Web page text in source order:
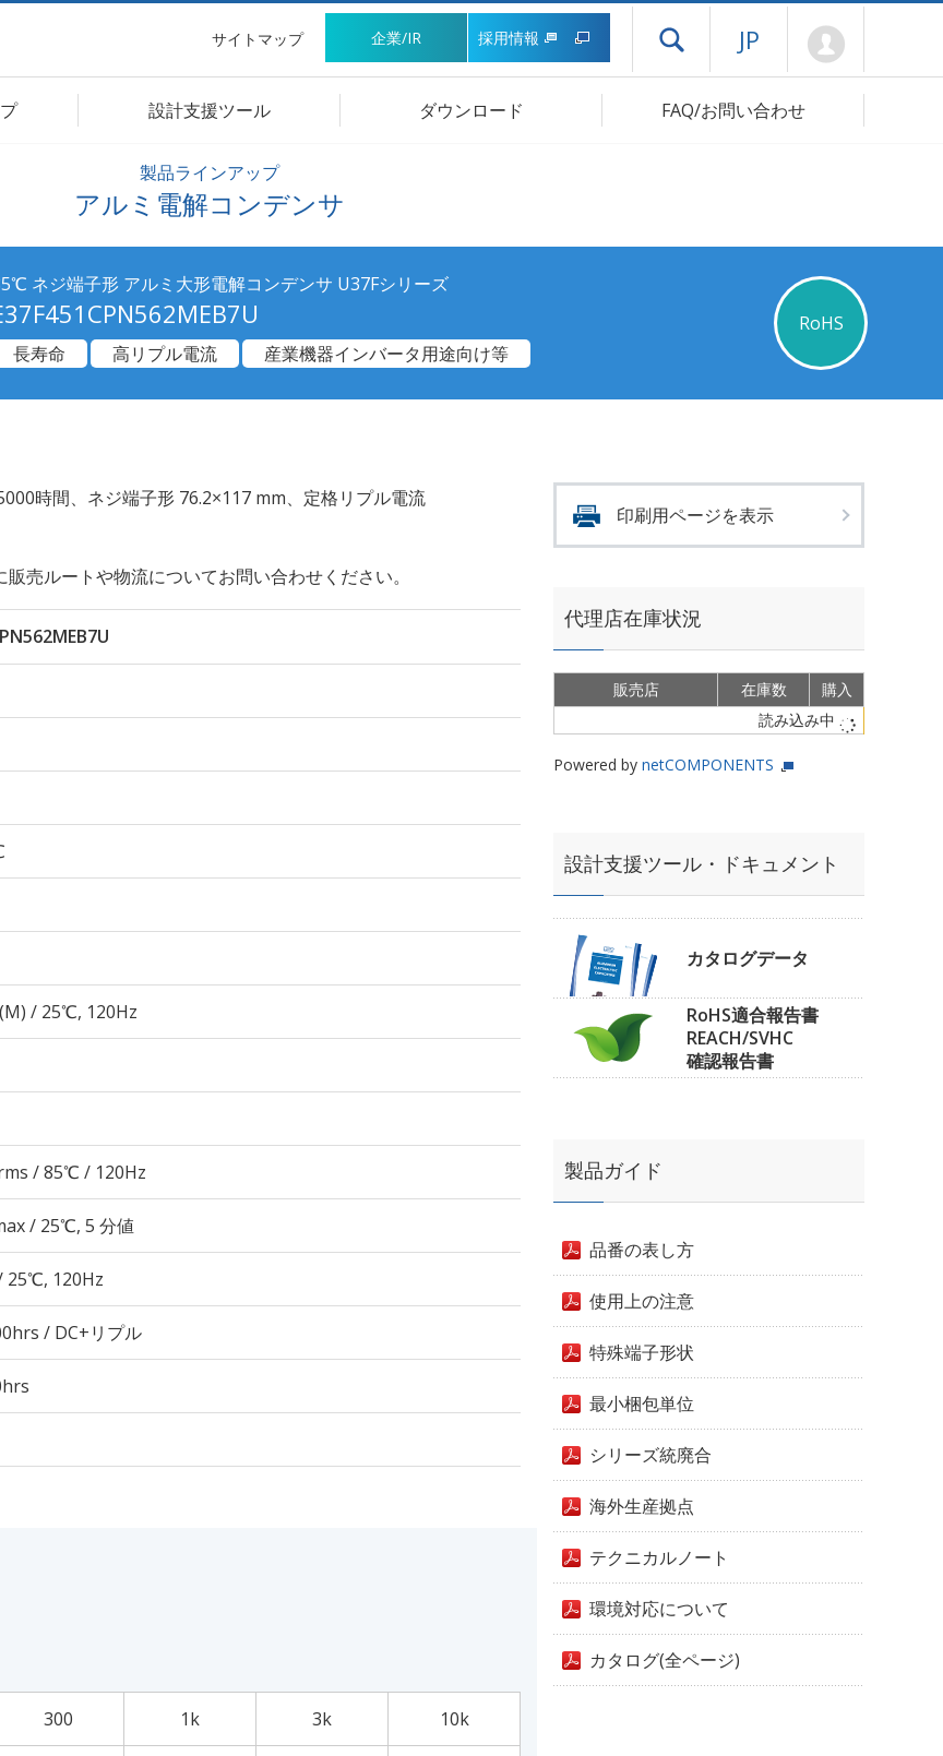
サイトマップ 企業/IR 採用情報 ドロワーメニューを開く
JP
設計支援ツール ダウンロード FAQ/お問い合わせ
製品ラインアップ
アルミ電解コンデンサ
ネジ端子形 アルミ大形電解コンデンサ U37Fシリーズ
RoHS
長寿命
高リプル電流 産業機器インバータ用途向け等
時間、ネジ端子形 76.2×117 mm、定格リプル電流
売ルートや物流についてお問い合わせください。
/ 25℃, 120Hz
/ 85℃ / 120Hz
/ 25℃, 5 分値
25℃, 120Hz
/ DC+リプル
300 1k 3k 10k
印刷用ページを表示
代理店在庫状況
販売店 在庫数
購入
読み込み中
Powered by netCOMPONENTS
設計支援ツール・ドキュメント
カタログデータ
RoHS適合報告書
REACH/SVHC
確認報告書
製品ガイド
品番の表し方
使用上の注意
特殊端子形状
最小梱包単位
シリーズ統廃合
海外生産拠点
テクニカルノート
環境対応について
カタログ(全ページ)